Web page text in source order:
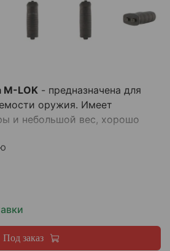
M-LOK - предназначена для
оружия. Имеет
и небольшой вес, хорошо
Под заказ